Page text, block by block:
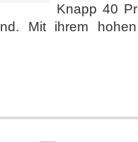
Knapp 40
Mit ihrem